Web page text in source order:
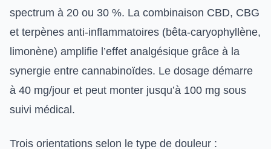
spectrum à 20 ou 30 %. La combinaison CBD, CBG
et terpènes anti-inflammatoires (bêta-caryophyllène,
limonène) amplifie l’effet analgésique grâce à la
synergie entre cannabinoïdes. Le dosage démarre
à 40 mg/jour et peut monter jusqu’à 100 mg sous
suivi médical.
Trois orientations selon le type de douleur :